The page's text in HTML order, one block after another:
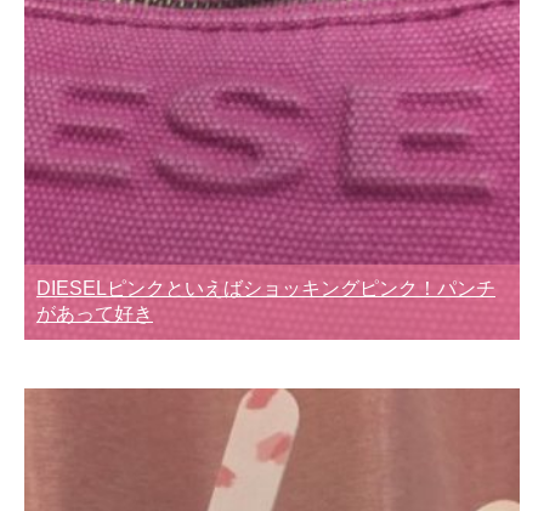
DIESELピンクといえばショッキングピンク！パンチ
があって好き